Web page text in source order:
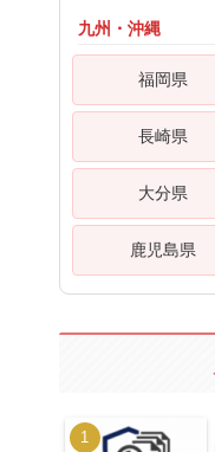
九州・沖縄
福岡県
長崎県
大分県
鹿児島県